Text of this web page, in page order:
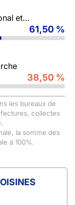
alliés
61,50 %
38,50 %
les bureaux de
collectes
la somme des
à 100%.